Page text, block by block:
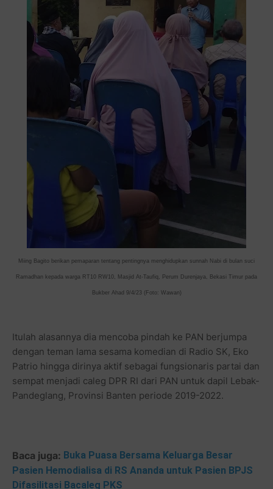
Miing Bagito berikan pemaparan tentang pentingnya menghidupkan sunnah Nabi di bulan suci
Ramadhan kepada warga RT10 RW10, Masjid At-Taufiq, Perum Durenjaya, Bekasi Timur pada
Bukber Ahad 9/4/23 (Foto: Wawan)
Itulah alasannya dia mencoba pindah ke PAN berjumpa
dengan teman lama sesama komedian di Radio SK, Eko
Patrio hingga dirinya aktif sebagai fungsionaris partai dan
sempat menjadi caleg DPR RI dari PAN untuk dapil Lebak-
Pandeglang, Provinsi Banten periode 2019-2022.
Baca juga: Buka Puasa Bersama Keluarga Besar
Pasien Hemodialisa di RS Ananda untuk Pasien BPJS
Difasilitasi Bacaleg PKS